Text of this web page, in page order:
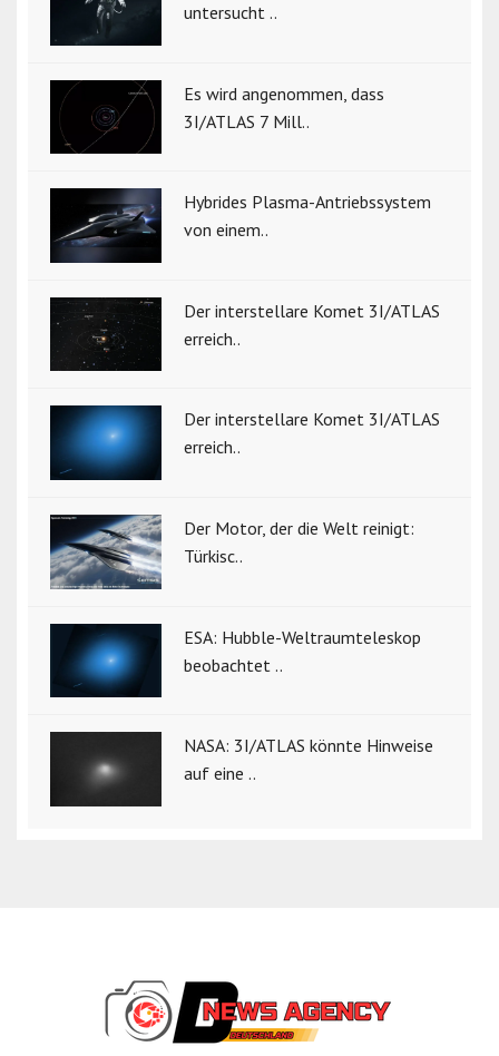
untersucht ..
Es wird angenommen, dass
3I/ATLAS 7 Mill..
Hybrides Plasma-Antriebssystem
von einem..
Der interstellare Komet 3I/ATLAS
erreich..
Der interstellare Komet 3I/ATLAS
erreich..
Der Motor, der die Welt reinigt:
Türkisc..
ESA: Hubble-Weltraumteleskop
beobachtet ..
NASA: 3I/ATLAS könnte Hinweise
auf eine ..